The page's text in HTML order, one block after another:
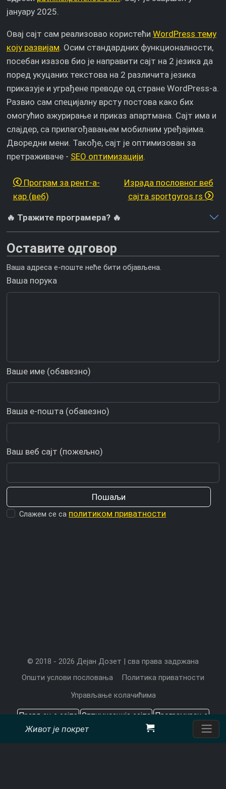
Живот је покрет
јануару 2025.
Овај сајт сам реализовао користећи WordPress тему
коју развијам. Осим стандардних функционалности,
посебан изазов био је направити сајт на 2 језика да
поред укуцаних текстова на 2 различита језика
приказује и уграђене преводе од стране WordPress-а.
Развио сам специјалну врсту постова како бих
омогућио ажурирање и приказ апартмана. Сајт има и
слајдер, са прилагођавањем мобилним уређајима.
Дворедни мени. Такође, сајт је оптимизован за
претраживаче - SEO оптимизацији.
Програм за рент-а-
кар (веб)
Израда пословног веб
сајта sportgyros.rs
🔥 Тражите програмера? 🔥
Оставите одговор
Ваша адреса е-поште неће бити објављена.
Ваша порука
Ваше име (обавезно)
Ваша е-пошта (обавезно)
Ваш веб сајт (пожељно)
Слажем се са политиком приватности
© 2018 - 2026 Дејан Дозет | сва права задржана
Општи услови пословања
Политика приватности
Управљање колачићима
Прављење сајта Оптимизација сајта Програмирање
Садржај који значи
Цена прављења сајта
Претраживачи CMS